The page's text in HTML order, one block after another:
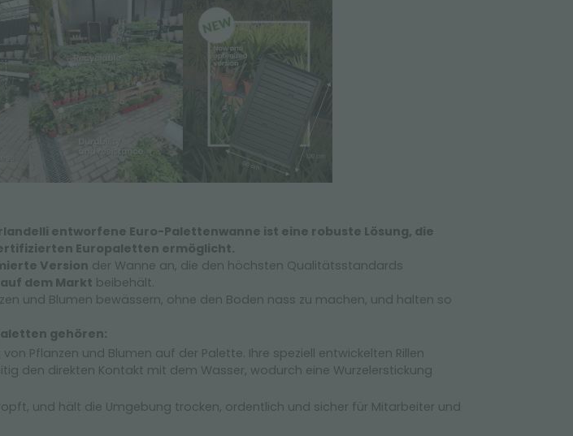
entworfene Euro-Palettenwanne ist eine robuste Lösung, die
Europaletten ermöglicht.
Version der Wanne an, die den höchsten Qualitätsstandards
dem Markt beibehält.
und Blumen bewässern, ohne den Boden nass zu machen, und halten so
gehören:
Pflanzen und Blumen auf der Palette. Ihre speziell entwickelten Rillen
den direkten Kontakt mit dem Wasser, wodurch eine Wurzelerstickung
und hält die Umgebung trocken, ordentlich und sicher für Mitarbeiter und